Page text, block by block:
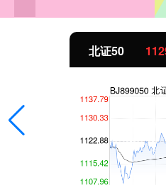
北证50 1129.72